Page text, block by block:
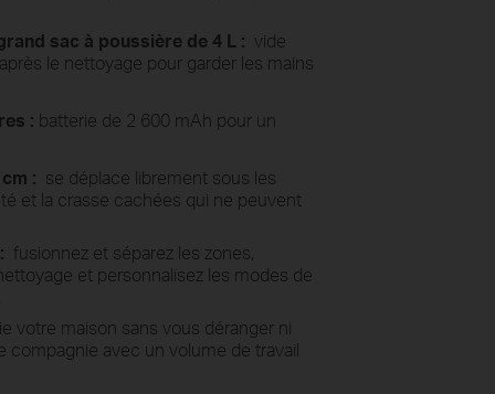
sac à poussière de 4 L : vide
le nettoyage pour garder les mains
: batterie de 2 600 mAh pour un
: se déplace librement sous les
et la crasse cachées qui ne peuvent
fusionnez et séparez les zones,
et personnalisez les modes de
votre maison sans vous déranger ni
compagnie avec un volume de travail